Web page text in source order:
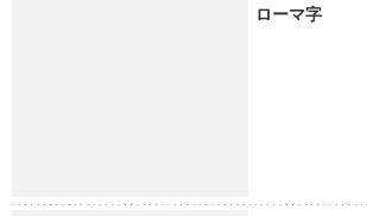
ローマ字